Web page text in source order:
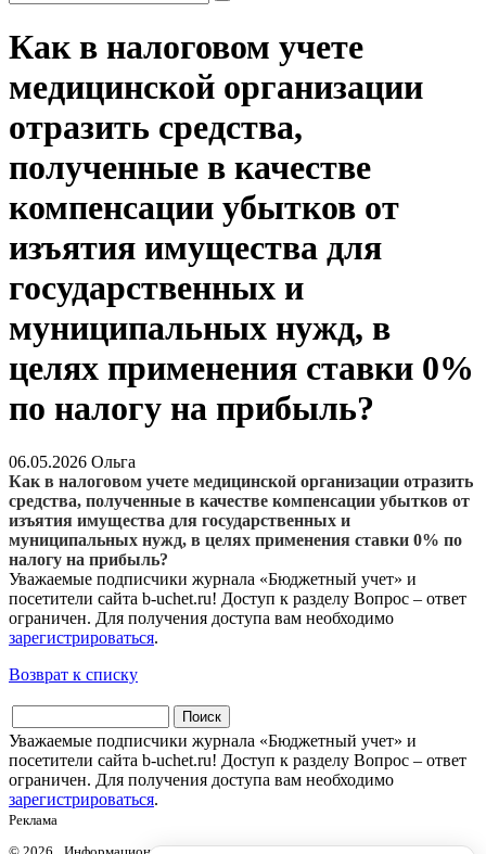
Как в налоговом учете
медицинской организации
отразить средства,
полученные в качестве
компенсации убытков от
изъятия имущества для
государственных и
муниципальных нужд, в
целях применения ставки 0%
по налогу на прибыль?
06.05.2026 Ольга
Как в налоговом учете медицинской организации отразить
средства, полученные в качестве компенсации убытков от
изъятия имущества для государственных и
муниципальных нужд, в целях применения ставки 0% по
налогу на прибыль?
Уважаемые подписчики журнала «Бюджетный учет» и
посетители сайта b-uchet.ru! Доступ к разделу Вопрос – ответ
ограничен. Для получения доступа вам необходимо
зарегистрироваться.
Возврат к списку
Уважаемые подписчики журнала «Бюджетный учет» и
посетители сайта b-uchet.ru! Доступ к разделу Вопрос – ответ
ограничен. Для получения доступа вам необходимо
зарегистрироваться.
Реклама